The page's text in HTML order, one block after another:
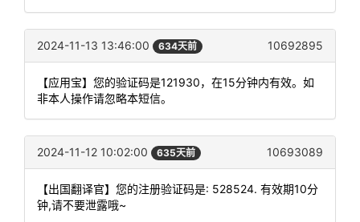
2024-11-13 13:46:00 634天前 10692895
【应用宝】您的验证码是121930，在15分钟内有效。如
非本人操作请忽略本短信。
2024-11-12 10:02:00 635天前 10693089
【出国翻译官】您的注册验证码是: 528524. 有效期10分
钟,请不要泄露哦~